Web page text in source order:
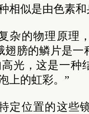
相似是由色素
杂的物理原理
翅膀的鳞片是
光，这是一种
上的虹彩。”
定位置的这些